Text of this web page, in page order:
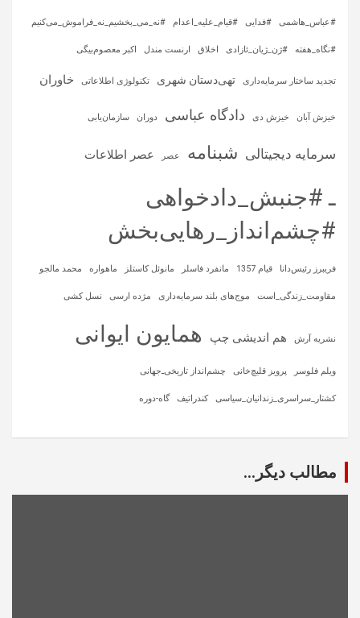
#عباس_هاشمی #فدایی #قیام_علیه_اعدام #نه_می_بخشیم_نه_فراموش_می‌کنیم
#نگاه_هفته #ژن_ژیان_ئازادی اخلاق ارنست مندل اکبر معصوم‌بیگی
تجدید ساختار سرمایه‌داری تهی‌دستان شهری تکنولوژی اطلاعاتی خاوران
خیزش آبان خیزش دی دادگاه عباسی دوران سازمان‌یابی
سرمایه‌ دیجیتالی شبنامه عصر عصر اطلاعات
ـ #جنبش_دادخواهی
#چشم‌انداز_رهایی‌بخش
فریبرز رئیس‌دانا قیام 1357 مانفرد فاسلر مانوئل کاستلز ماهواره‌ محمد مالجو
مقاومت_زندگی_است موج‌های بلند سرمایه‌داری مژده ارسی نسل کشی
نشریه آرش هم اندیشی چپ همایون ایوانی
ویلم فلوسر پرویز قلیچ‌خانی چشم‌انداز تاریخی‌ـ‌جهانی
کشتار_سراسری_زندانیان_سیاسی کندراتیف گاه-دوره
مطالب دیگر...